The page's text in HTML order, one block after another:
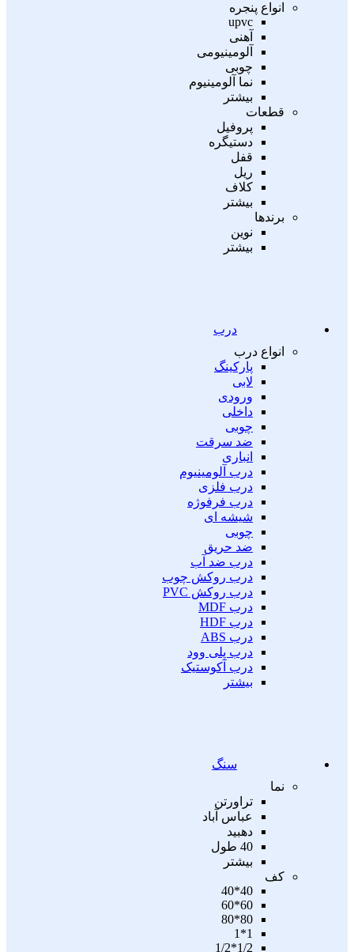
انواع پنجره
upvc
آهنی
آلومینیومی
چوبی
نما آلومینیوم
بیشتر
قطعات
پروفیل
دستیگره
قفل
ریل
کلاف
بیشتر
برندها
نوین
بیشتر
درب
انواع درب
پارکینگ
لابی
ورودی
داخلی
چوبی
ضد سرقت
انباری
درب آلومینیوم
درب فلزی
درب فرفوژه
شیشه ای
چوبی
ضد حریق
درب ضد آب
درب روکش چوب
درب روکش PVC
درب MDF
درب HDF
درب ABS
درب پلی وود
درب آکوستیک
بیشتر
سنگ
نما
تراورتن
عباس آباد
دهبید
40 طول
بیشتر
کف
40*40
60*60
80*80
1*1
1/2*1/2